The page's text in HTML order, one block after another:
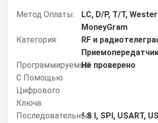
Метод Оплаты:
LC, D/P, T/T,
MoneyGram
Категория:
RF и
Программируемый
С Помощью
Цифрового
Ключа:
Не проверено
Последовательные² S I, SPI, USART,